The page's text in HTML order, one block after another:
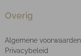
Overig
Algemene voorwaarden
Privacybeleid